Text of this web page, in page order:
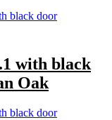
with black
Oak